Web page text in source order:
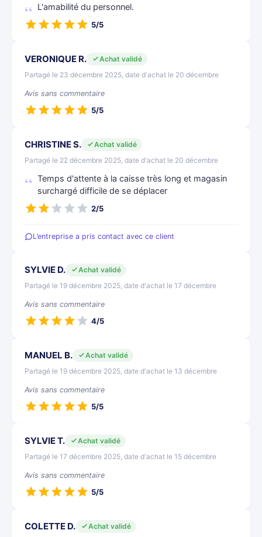
L'amabilité du personnel.
5/5
VERONIQUE R.
Achat validé
Partagé le 23 décembre 2025, date d'achat le 20 décembre
Avis sans commentaire
5/5
CHRISTINE S.
Achat validé
Partagé le 22 décembre 2025, date d'achat le 20 décembre
Temps d'attente à la caisse très long et magasin
surchargé difficile de se déplacer
2/5
L’entreprise a pris contact avec ce client
SYLVIE D.
Achat validé
Partagé le 19 décembre 2025, date d'achat le 17 décembre
Avis sans commentaire
4/5
MANUEL B.
Achat validé
Partagé le 19 décembre 2025, date d'achat le 13 décembre
Avis sans commentaire
5/5
SYLVIE T.
Achat validé
Partagé le 17 décembre 2025, date d'achat le 15 décembre
Avis sans commentaire
5/5
COLETTE D.
Achat validé